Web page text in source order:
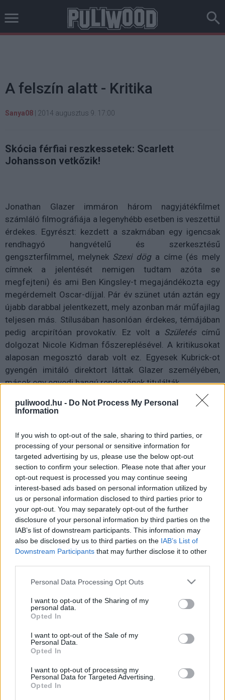
puliwood.hu - Do Not Process My Personal
Information
If you wish to opt-out of the sale, sharing to third parties, or
processing of your personal or sensitive information for
targeted advertising by us, please use the below opt-out
section to confirm your selection. Please note that after your
opt-out request is processed you may continue seeing
interest-based ads based on personal information utilized by
us or personal information disclosed to third parties prior to
your opt-out. You may separately opt-out of the further
disclosure of your personal information by third parties on the
IAB’s list of downstream participants. This information may
also be disclosed by us to third parties on the IAB’s List of
Downstream Participants that may further disclose it to other
Please note that this website/app uses one or more Google
not limited to your visit or usage behaviour. You may click to
grant or deny consent to Google and its third-party tags to
use your data for below specified purposes in below Google
consent section.
Personal Data Processing Opt Outs
I want to opt-out of the Sharing of my
personal data.
Opted In
I want to opt-out of the Sale of my
Personal Data.
Opted In
I want to opt-out of processing my
Personal Data for Targeted Advertising.
Opted In
A felszín alatt - Kritika
Sanya08 2014 augusztus 9. 17:00
Skócia férfiai reszkessetek: Scarlett
Johansson vetkőzik!
Jonathan Glazer immáron három nagyjátékfilmet
számláló filmográfiája a legenyhébb esetben is veszettül
érdekes. Egyrészt: kezdett a szakmában egy igencsak
rendhagyó hangvételű és szerkesztésű
gengszterfilmmel, melynek Szexi döga címe (és mely
címnek a jelentését nemigen tudtam azóta se
megfejteni) és ami Ben Kingsley-t megajándékozta egy
megérdemelt Oscar-díjjal. Pár év szünet után aztán egy
újabb darabbal jelentkezett, mely azonban már műfajilag
teljesen más. Stílusában hasonlóan érdekes, témájában
pedig arcpirítóan provokatív. Ez volt a Születés című
dolgozat Nicole Kidman főszereplésével. A kritikusokat
alaposan megosztó darab volt ez. Egyesek Kubrick-ot
gyengén imitáló direktort láttak Glazer személyében,
mások egy egyedi hangú rendezőnek titulálták.
Oldalak: 1
Hozzászólások
LEGFRISSEBB PODCASTÜNK